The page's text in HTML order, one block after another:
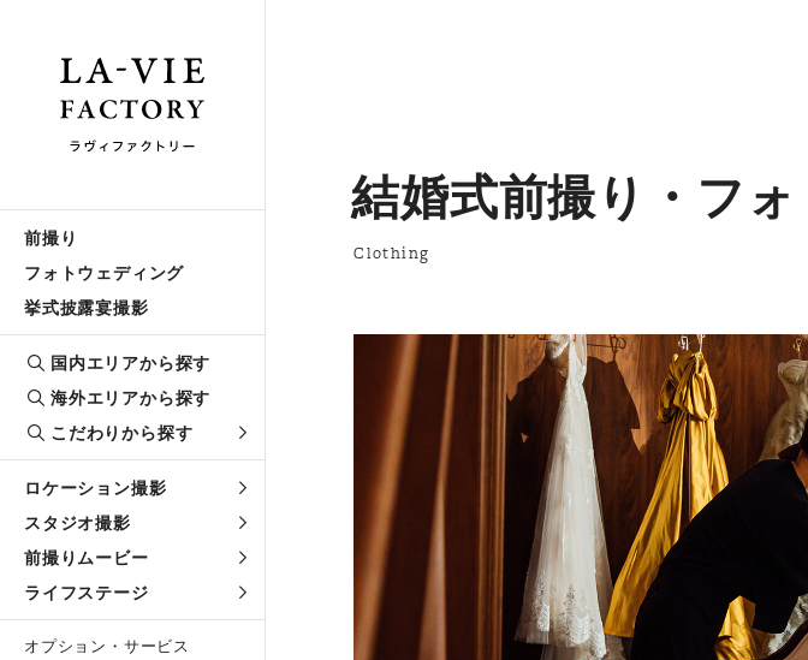
前撮り
フォトウェディング
挙式披露宴撮影
国内エリアから探す
海外エリアから探す
こだわりから探す
ロケーション撮影
スタジオ撮影
前撮りムービー
ライフステージ
オプション・サービス
結婚式前撮り・フ
Clothing